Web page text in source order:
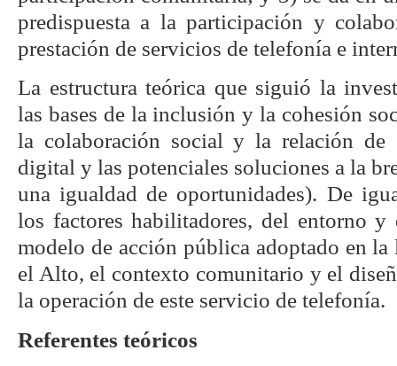
predispuesta a la participación y
prestación de servicios de telefonía e
La estructura teórica que siguió la
las bases de la inclusión y la cohesión
la colaboración social y la relación de
digital y las potenciales soluciones a la
una igualdad de oportunidades). De
los factores habilitadores, del entorno
modelo de acción pública adoptado en la
el Alto, el contexto comunitario y el
la operación de este servicio de telefonía.
Referentes teóricos